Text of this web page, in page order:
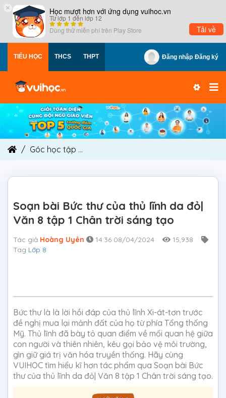
× Học mượt hơn với ứng dụng vuihoc.vn
Từ lớp 1 đến lớp 12
Dùng thử miễn phí trên Play Store Tải về
TIỂU HỌC THCS THPT Đăng nhập Đăng ký
Góc học tập
Soạn bài Bức thư của thủ lĩnh da đỏ|
Văn 8 tập 1 Chân trời sáng tạo
Tác giả Hoàng Uyên 14:36 08/04/2024
15,938
Tag Lớp 8
Bức thư là là lời hồi đáp của thủ lĩnh Xi-át-tơn trước
đề nghị mua lại mảnh đất của họ từ phía Tổng thống
Mỹ. Thủ lĩnh đã bày tỏ quan điểm về mối quan hệ giữa
con người và thiên nhiên, kêu gọi bảo vệ môi trường,
gìn giữ giá trị văn hóa truyền thống. Hãy cùng
VUIHOC tìm hiểu kĩ hơn tác phẩm qua Soạn bài Bức
thư của thủ lĩnh da đỏ| Văn 8 tập 1 Chân trời sáng tạo.